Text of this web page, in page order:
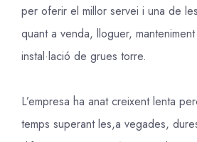
per oferir el millor servei i una de
quant a venda, lloguer,
instal·lació de grues torre.
L’empresa ha anat creixent lenta
temps superant les,a vegades,